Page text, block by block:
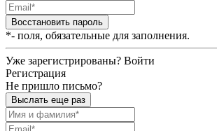
Восстановить пароль
*- поля, обязательные для заполнения.
Уже зарегистрированы? Войти
Регистрация
Не пришло письмо?
Выслать еще раз